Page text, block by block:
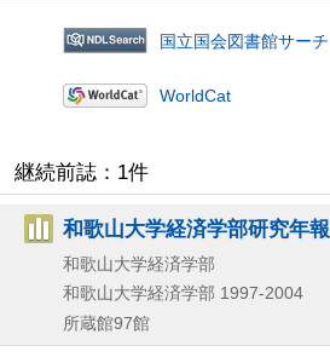
国立国会図書館サーチ
WorldCat
継続前誌：1件
和歌山大学経済学部研究年報
和歌山大学経済学部
和歌山大学経済学部 1997-2004
所蔵館97館